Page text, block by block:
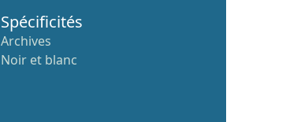
Spécificités
Archives
Noir et blanc